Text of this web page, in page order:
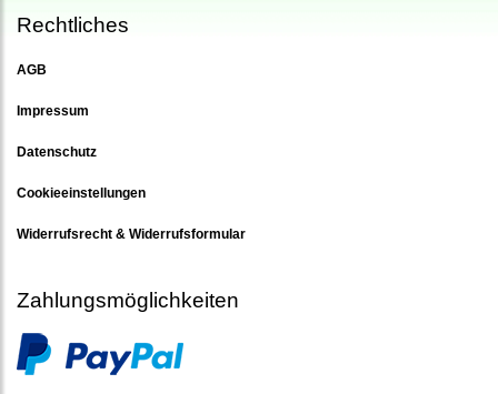
Rechtliches
AGB
Impressum
Datenschutz
Cookieeinstellungen
Widerrufsrecht & Widerrufsformular
Zahlungsmöglichkeiten